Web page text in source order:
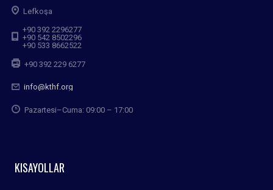
Lefkoşa
+90 392 2296277
+90 542 8502296
+90 533 8662522
+90 392 229 6277
info@kthf.org
Pazartesi–Cuma: 09:00 – 17:00
KISAYOLLAR